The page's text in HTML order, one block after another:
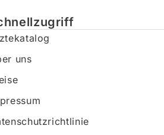
uns